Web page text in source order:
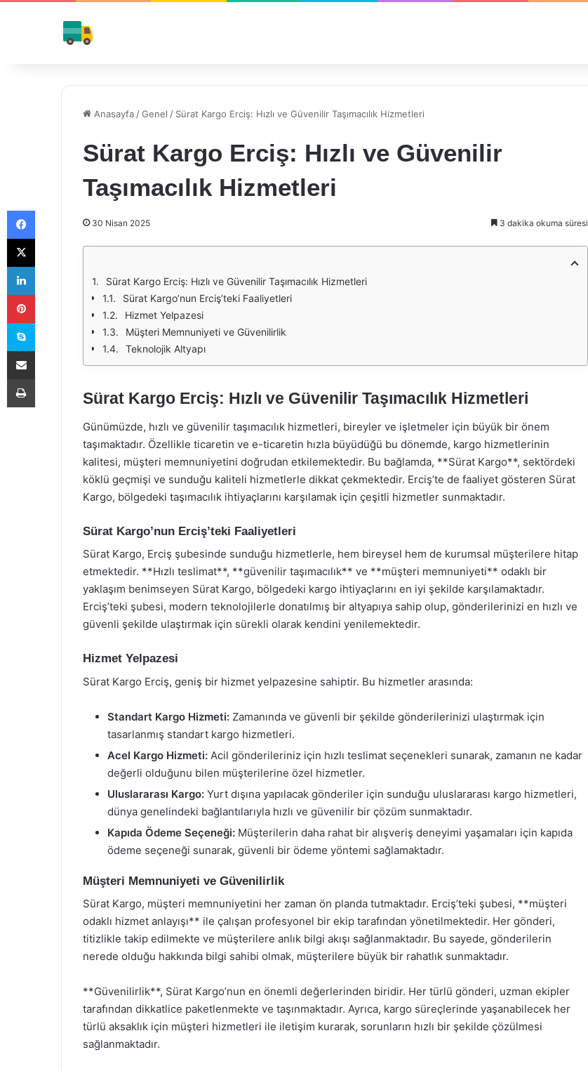
Anasayfa /Genel / Sürat Kargo Erciş: Hızlı ve Güvenilir Taşımacılık Hizmetleri
Sürat Kargo Erciş: Hızlı ve Güvenilir
Taşımacılık Hizmetleri
30 Nisan 2025 3 dakika okuma süresi
Sürat Kargo Erciş: Hızlı ve Güvenilir Taşımacılık Hizmetleri
Sürat Kargo’nun Erciş’teki Faaliyetleri
Hizmet Yelpazesi
Müşteri Memnuniyeti ve Güvenilirlik
Teknolojik Altyapı
Sürat Kargo Erciş: Hızlı ve Güvenilir Taşımacılık Hizmetleri
Günümüzde, hızlı ve güvenilir taşımacılık hizmetleri, bireyler ve işletmeler için büyük bir önem
taşımaktadır. Özellikle ticaretin ve e-ticaretin hızla büyüdüğü bu dönemde, kargo hizmetlerinin
kalitesi, müşteri memnuniyetini doğrudan etkilemektedir. Bu bağlamda, **Sürat Kargo**, sektördeki
köklü geçmişi ve sunduğu kaliteli hizmetlerle dikkat çekmektedir. Erciş’te de faaliyet gösteren Sürat
Kargo, bölgedeki taşımacılık ihtiyaçlarını karşılamak için çeşitli hizmetler sunmaktadır.
Sürat Kargo’nun Erciş’teki Faaliyetleri
Sürat Kargo, Erciş şubesinde sunduğu hizmetlerle, hem bireysel hem de kurumsal müşterilere hitap
etmektedir. **Hızlı teslimat**, **güvenilir taşımacılık** ve **müşteri memnuniyeti** odaklı bir
yaklaşım benimseyen Sürat Kargo, bölgedeki kargo ihtiyaçlarını en iyi şekilde karşılamaktadır.
Erciş’teki şubesi, modern teknolojilerle donatılmış bir altyapıya sahip olup, gönderilerinizi en hızlı ve
güvenli şekilde ulaştırmak için sürekli olarak kendini yenilemektedir.
Hizmet Yelpazesi
Sürat Kargo Erciş, geniş bir hizmet yelpazesine sahiptir. Bu hizmetler arasında:
Standart Kargo Hizmeti: Zamanında ve güvenli bir şekilde gönderilerinizi ulaştırmak için
tasarlanmış standart kargo hizmetleri.
Acel Kargo Hizmeti: Acil gönderileriniz için hızlı teslimat seçenekleri sunarak, zamanın ne kadar
değerli olduğunu bilen müşterilerine özel hizmetler.
Uluslararası Kargo: Yurt dışına yapılacak gönderiler için sunduğu uluslararası kargo hizmetleri,
dünya genelindeki bağlantılarıyla hızlı ve güvenilir bir çözüm sunmaktadır.
Kapıda Ödeme Seçeneği: Müşterilerin daha rahat bir alışveriş deneyimi yaşamaları için kapıda
ödeme seçeneği sunarak, güvenli bir ödeme yöntemi sağlamaktadır.
Müşteri Memnuniyeti ve Güvenilirlik
Sürat Kargo, müşteri memnuniyetini her zaman ön planda tutmaktadır. Erciş’teki şubesi, **müşteri
odaklı hizmet anlayışı** ile çalışan profesyonel bir ekip tarafından yönetilmektedir. Her gönderi,
titizlikle takip edilmekte ve müşterilere anlık bilgi akışı sağlanmaktadır. Bu sayede, gönderilerin
nerede olduğu hakkında bilgi sahibi olmak, müşterilere büyük bir rahatlık sunmaktadır.
**Güvenilirlik**, Sürat Kargo’nun en önemli değerlerinden biridir. Her türlü gönderi, uzman ekipler
tarafından dikkatlice paketlenmekte ve taşınmaktadır. Ayrıca, kargo süreçlerinde yaşanabilecek her
türlü aksaklık için müşteri hizmetleri ile iletişim kurarak, sorunların hızlı bir şekilde çözülmesi
sağlanmaktadır.
Facebook
X
LinkedIn
Pinterest
Skype
E-Posta ile paylaş